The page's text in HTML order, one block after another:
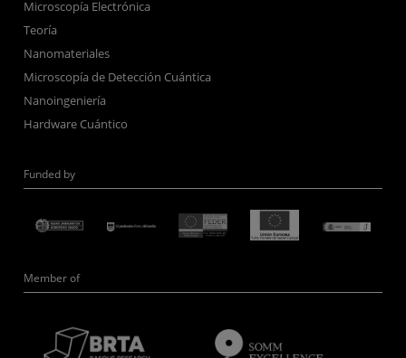
Microscopía Electrónica
Teoría
Nanomateriales
Microscopía de Detección Cuántica
Nanoingeniería
Hardware Cuántico
Funded by
Member of